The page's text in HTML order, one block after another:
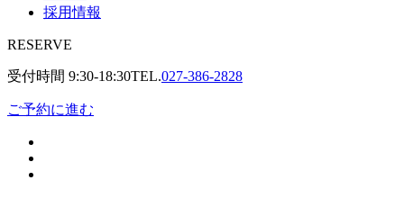
採用情報
RESERVE
受付時間 9:30-18:30TEL.027-386-2828
ご予約に進む